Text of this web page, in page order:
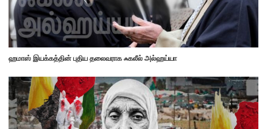
ஹமாஸ் இயக்கத்தின் புதிய தலைவராக ஃகலீல் அல்ஹய்யா